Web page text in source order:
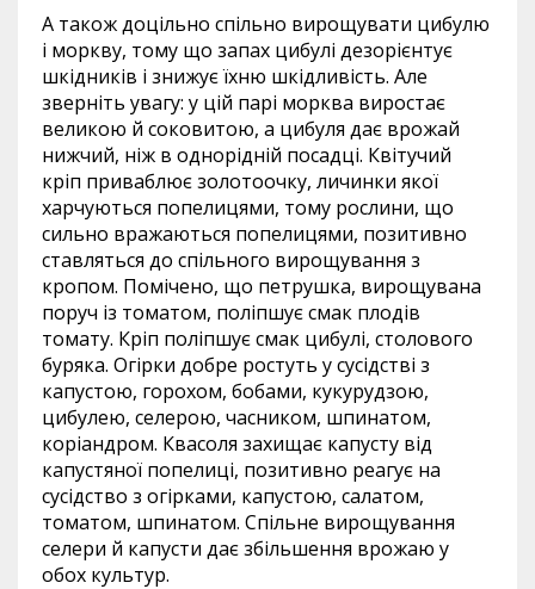
А також доцільно спільно вирощувати цибулю
і моркву, тому що запах цибулі дезорієнтує
шкідників і знижує їхню шкідливість. Але
зверніть увагу: у цій парі морква виростає
великою й соковитою, а цибуля дає врожай
нижчий, ніж в однорідній посадці. Квітучий
кріп приваблює золотоочку, личинки якої
харчуються попелицями, тому рослини, що
сильно вражаються попелицями, позитивно
ставляться до спільного вирощування з
кропом. Помічено, що петрушка, вирощувана
поруч із томатом, поліпшує смак плодів
томату. Кріп поліпшує смак цибулі, столового
буряка. Огірки добре ростуть у сусідстві з
капустою, горохом, бобами, кукурудзою,
цибулею, селерою, часником, шпинатом,
коріандром. Квасоля захищає капусту від
капустяної попелиці, позитивно реагує на
сусідство з огірками, капустою, салатом,
томатом, шпинатом. Спільне вирощування
селери й капусти дає збільшення врожаю у
обох культур.